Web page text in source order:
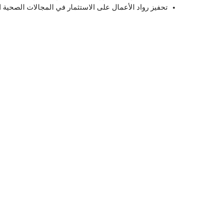
تحفيز رواد الأعمال على الاستثمار في المجالات الصحية